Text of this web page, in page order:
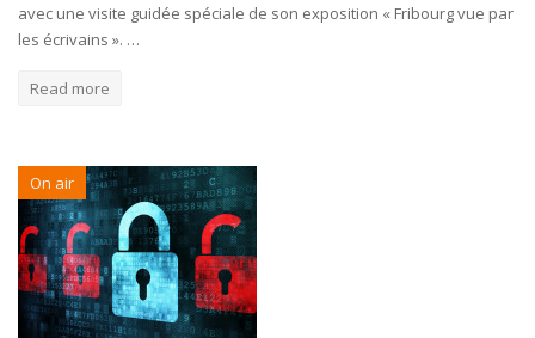
avec une visite guidée spéciale de son exposition « Fribourg vue par
les écrivains ». …
Read more
On air